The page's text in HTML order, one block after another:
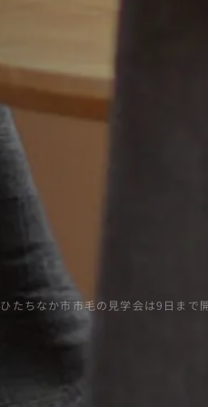
ひたちなか市市毛の見学会は9日まで